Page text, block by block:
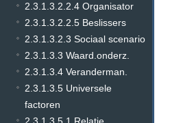
2.3.1.3.2.2.4 Organisator
2.3.1.3.2.2.5 Beslissers
2.3.1.3.2.3 Sociaal scenario
2.3.1.3.3 Waard.onderz.
2.3.1.3.4 Veranderman.
2.3.1.3.5 Universele
factoren